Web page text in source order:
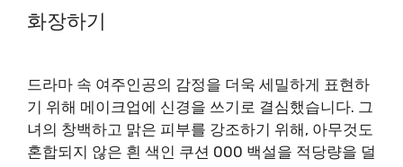
화장하기
드라마 속 여주인공의 감정을 더욱 세밀하게 표현하
기 위해 메이크업에 신경을 쓰기로 결심했습니다. 그
녀의 창백하고 맑은 피부를 강조하기 위해, 아무것도
혼합되지 않은 흰 색인 쿠션 000 백설을 적당량을 덜